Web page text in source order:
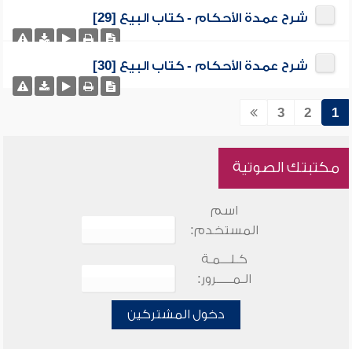
شرح عمدة الأحكام - كتاب البيع [29]
شرح عمدة الأحكام - كتاب البيع [30]
1
2
3
مكتبتك الصوتية
اسم
المستخدم:
كـلـــمـة
الـمـــــرور:
دخول المشتركين